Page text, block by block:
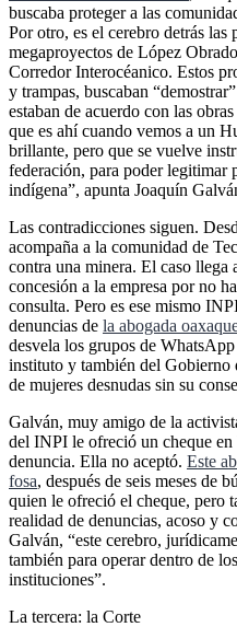
buscaba proteger a las
Por otro, es el cerebro detrás las
megaproyectos de López
Corredor Interocéanico. Estos
y trampas, buscaban
estaban de acuerdo con las
que es ahí cuando vemos a un
brillante, pero que se vuelve
federación, para poder legitimar
indígena”, apunta Joaquín
Las contradicciones siguen.
acompaña a la comunidad de
contra una minera. El caso llega
concesión a la empresa por no
consulta. Pero es ese mismo
denuncias de la abogada
desvela los grupos de
instituto y también del Gobierno
de mujeres desnudas sin su
Galván, muy amigo de la
del INPI le ofreció un cheque en
denuncia. Ella no aceptó. Este
fosa, después de seis meses de
quien le ofreció el cheque, pero
realidad de denuncias, acoso y
Galván, “este cerebro,
también para operar dentro de
instituciones”.
La tercera: la Corte